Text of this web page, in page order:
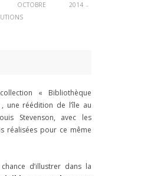
OCTOBRE 2014 –
« Bibliothèque
une réédition de l’île au
Stevenson, avec les
réalisées pour ce même
d’illustrer dans la